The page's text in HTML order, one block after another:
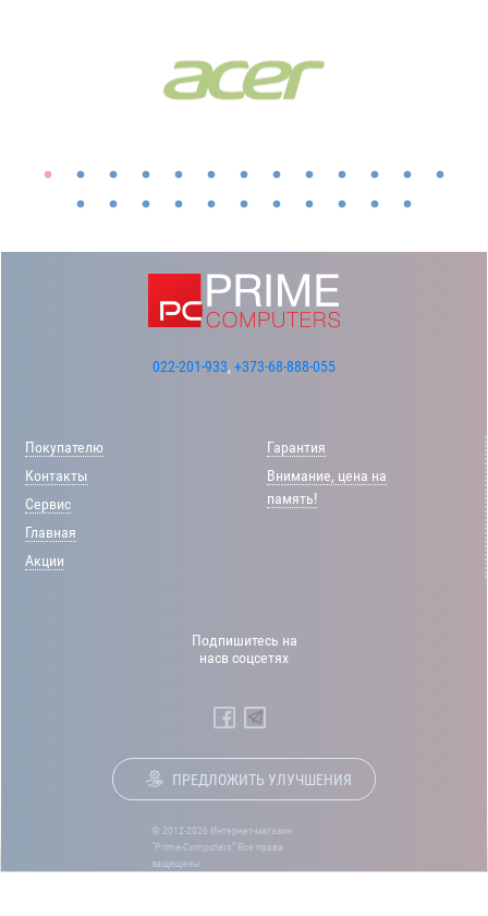
022-201-933, +373-68-888-055
Покупателю
Контакты
Сервис
Главная
Акции
Гарантия
Внимание, цена на
память!
Подпишитесь на
насв соцсетях
ПРЕДЛОЖИТЬ УЛУЧШЕНИЯ
© 2012-2026 Интернет-магазин
“Prime-Computers” Все права
защищены.